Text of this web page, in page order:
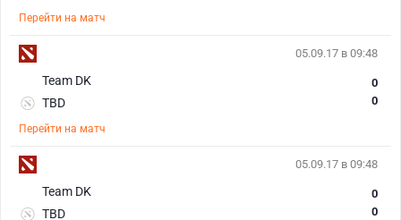
Перейти на матч
05.09.17 в 09:48
Team DK
TBD
0
0
Перейти на матч
05.09.17 в 09:48
Team DK
TBD
0
0